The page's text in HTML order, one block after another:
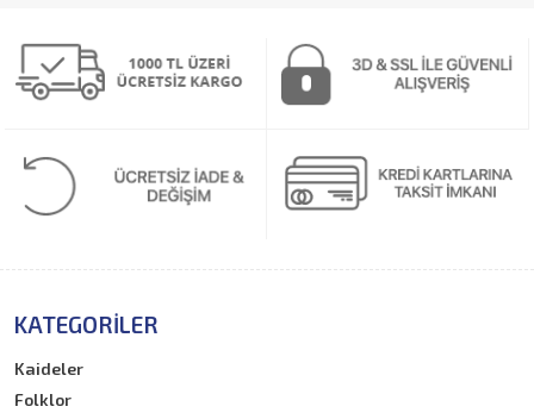
KATEGORILER
Kaideler
Folklor